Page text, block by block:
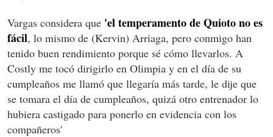
Vargas considera que 'el temperamento de Quioto no es
fácil, lo mismo de (Kervin) Arriaga, pero conmigo han
tenido buen rendimiento porque sé cómo llevarlos. A
Costly me tocó dirigirlo en Olimpia y en el día de su
cumpleaños me llamó que llegaría más tarde, le dije que
se tomara el día de cumpleaños, quizá otro entrenador lo
hubiera castigado para ponerlo en evidencia con los
compañeros'